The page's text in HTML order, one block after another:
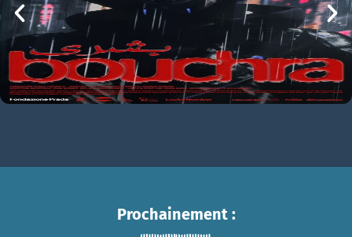
21h00
Prochainement :